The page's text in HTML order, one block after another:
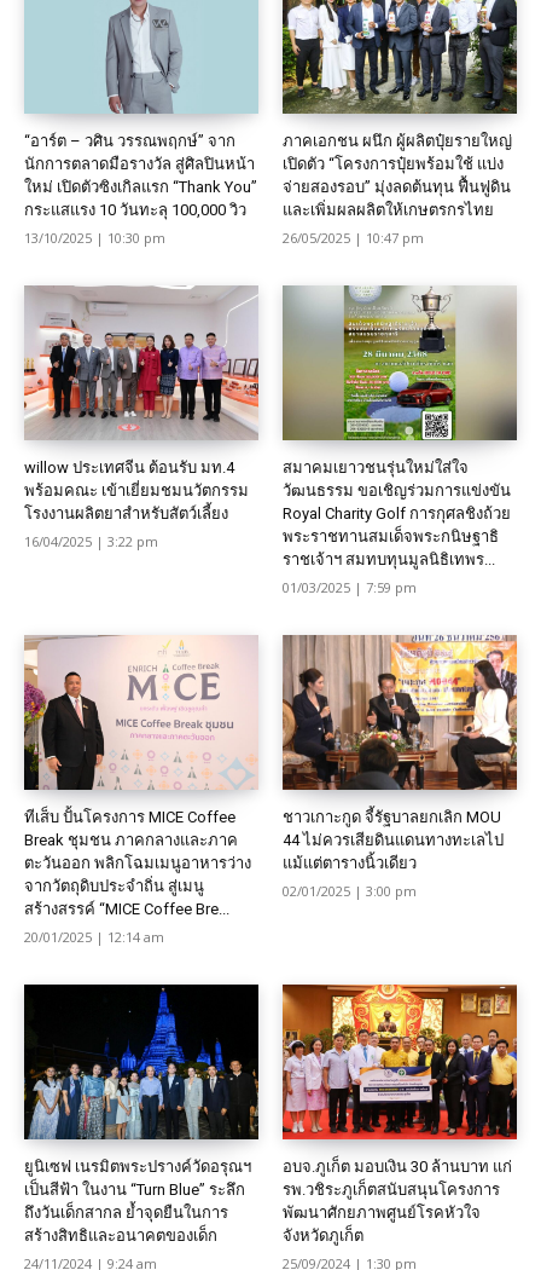
“อาร์ต – วศิน วรรณพฤกษ์” จาก
นักการตลาดมือรางวัล สู่ศิลปินหน้า
ใหม่ เปิดตัวซิงเกิลแรก “Thank You”
กระแสแรง 10 วันทะลุ 100,000 วิว
13/10/2025 | 10:30 pm
ภาคเอกชน ผนึก ผู้ผลิตปุ๋ยรายใหญ่
เปิดตัว “โครงการปุ๋ยพร้อมใช้ แบ่ง
จ่ายสองรอบ” มุ่งลดต้นทุน ฟื้นฟูดิน
และเพิ่มผลผลิตให้เกษตรกรไทย
26/05/2025 | 10:47 pm
willow ประเทศจีน ต้อนรับ มท.4
พร้อมคณะ เข้าเยี่ยมชมนวัตกรรม
โรงงานผลิตยาสำหรับสัตว์เลี้ยง
16/04/2025 | 3:22 pm
สมาคมเยาวชนรุ่นใหม่ใส่ใจ
วัฒนธรรม ขอเชิญร่วมการแข่งขัน
Royal Charity Golf การกุศลชิงถ้วย
พระราชทานสมเด็จพระกนิษฐาธิ
ราชเจ้าฯ สมทบทุนมูลนิธิเทพร...
01/03/2025 | 7:59 pm
ทีเส็บ ปั้นโครงการ MICE Coffee
Break ชุมชน ภาคกลางและภาค
ตะวันออก พลิกโฉมเมนูอาหารว่าง
จากวัตถุดิบประจำถิ่น สู่เมนู
สร้างสรรค์ “MICE Coffee Bre...
20/01/2025 | 12:14 am
ชาวเกาะกูด จี้รัฐบาลยกเลิก MOU
44 ไม่ควรเสียดินแดนทางทะเลไป
แม้แต่ตารางนิ้วเดียว
02/01/2025 | 3:00 pm
ยูนิเซฟ เนรมิตพระปรางค์วัดอรุณฯ
เป็นสีฟ้า ในงาน “Turn Blue” ระลึก
ถึงวันเด็กสากล ย้ำจุดยืนในการ
สร้างสิทธิและอนาคตของเด็ก
24/11/2024 | 9:24 am
อบจ.ภูเก็ต มอบเงิน 30 ล้านบาท แก่
รพ.วชิระภูเก็ตสนับสนุนโครงการ
พัฒนาศักยภาพศูนย์โรคหัวใจ
จังหวัดภูเก็ต
25/09/2024 | 1:30 pm